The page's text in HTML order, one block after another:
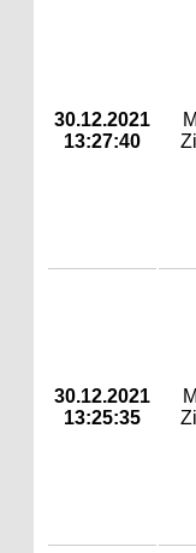
30.12.2021
13:27:40
30.12.2021
13:25:35